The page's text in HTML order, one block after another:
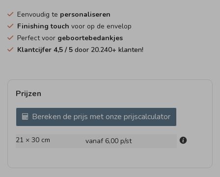
Eenvoudig te personaliseren
Finishing touch voor op de envelop
Perfect voor geboortebedankjes
Klantcijfer 4,5 / 5 door 20.240+ klanten!
Prijzen
Bereken de prijs met onze prijscalculator
21 × 30 cm vanaf 6,00 p/st